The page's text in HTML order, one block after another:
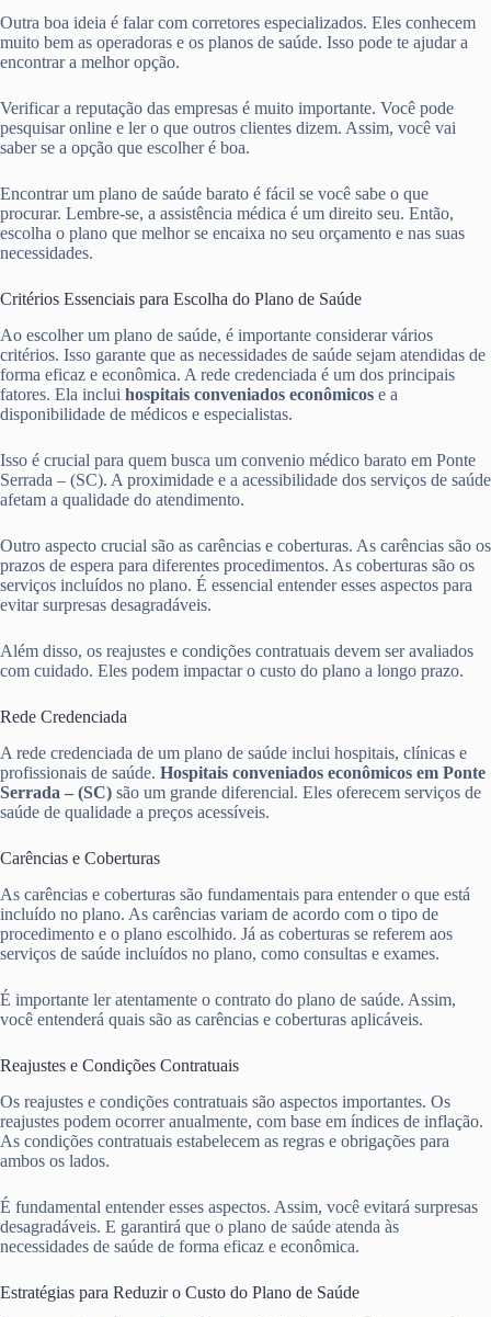
Outra boa ideia é falar com corretores especializados. Eles conhecem
muito bem as operadoras e os planos de saúde. Isso pode te ajudar a
encontrar a melhor opção.
Verificar a reputação das empresas é muito importante. Você pode
pesquisar online e ler o que outros clientes dizem. Assim, você vai
saber se a opção que escolher é boa.
Encontrar um plano de saúde barato é fácil se você sabe o que
procurar. Lembre-se, a assistência médica é um direito seu. Então,
escolha o plano que melhor se encaixa no seu orçamento e nas suas
necessidades.
Critérios Essenciais para Escolha do Plano de Saúde
Ao escolher um plano de saúde, é importante considerar vários
critérios. Isso garante que as necessidades de saúde sejam atendidas de
forma eficaz e econômica. A rede credenciada é um dos principais
fatores. Ela inclui hospitais conveniados econômicos e a
disponibilidade de médicos e especialistas.
Isso é crucial para quem busca um convenio médico barato em Ponte
Serrada – (SC). A proximidade e a acessibilidade dos serviços de saúde
afetam a qualidade do atendimento.
Outro aspecto crucial são as carências e coberturas. As carências são os
prazos de espera para diferentes procedimentos. As coberturas são os
serviços incluídos no plano. É essencial entender esses aspectos para
evitar surpresas desagradáveis.
Além disso, os reajustes e condições contratuais devem ser avaliados
com cuidado. Eles podem impactar o custo do plano a longo prazo.
Rede Credenciada
A rede credenciada de um plano de saúde inclui hospitais, clínicas e
profissionais de saúde. Hospitais conveniados econômicos em Ponte
Serrada – (SC) são um grande diferencial. Eles oferecem serviços de
saúde de qualidade a preços acessíveis.
Carências e Coberturas
As carências e coberturas são fundamentais para entender o que está
incluído no plano. As carências variam de acordo com o tipo de
procedimento e o plano escolhido. Já as coberturas se referem aos
serviços de saúde incluídos no plano, como consultas e exames.
É importante ler atentamente o contrato do plano de saúde. Assim,
você entenderá quais são as carências e coberturas aplicáveis.
Reajustes e Condições Contratuais
Os reajustes e condições contratuais são aspectos importantes. Os
reajustes podem ocorrer anualmente, com base em índices de inflação.
As condições contratuais estabelecem as regras e obrigações para
ambos os lados.
É fundamental entender esses aspectos. Assim, você evitará surpresas
desagradáveis. E garantirá que o plano de saúde atenda às
necessidades de saúde de forma eficaz e econômica.
Estratégias para Reduzir o Custo do Plano de Saúde